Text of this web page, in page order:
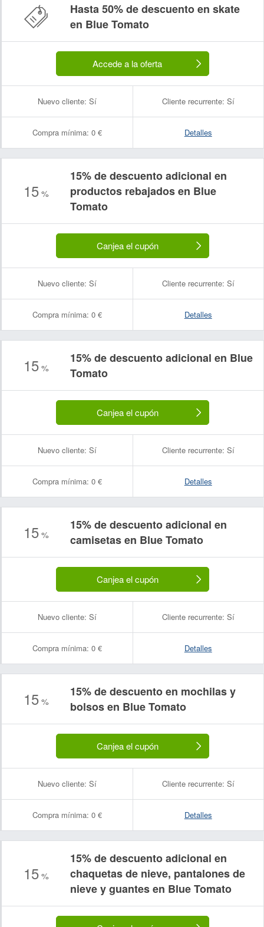
Hasta 50% de descuento en skate
en Blue Tomato
Accede a la oferta
Nuevo cliente: Sí Cliente recurrente: Sí
Compra mínima: 0 € Detalles
15 %
15% de descuento adicional en
productos rebajados en Blue
Tomato
Canjea el cupón
Nuevo cliente: Sí Cliente recurrente: Sí
Compra mínima: 0 € Detalles
15 %
15% de descuento adicional en Blue
Tomato
Canjea el cupón
Nuevo cliente: Sí Cliente recurrente: Sí
Compra mínima: 0 € Detalles
15 %
15% de descuento adicional en
camisetas en Blue Tomato
Canjea el cupón
Nuevo cliente: Sí Cliente recurrente: Sí
Compra mínima: 0 € Detalles
15 %
15% de descuento en mochilas y
bolsos en Blue Tomato
Canjea el cupón
Nuevo cliente: Sí Cliente recurrente: Sí
Compra mínima: 0 € Detalles
15 %
15% de descuento adicional en
chaquetas de nieve, pantalones de
nieve y guantes en Blue Tomato